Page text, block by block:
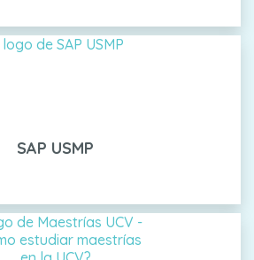
SAP USMP